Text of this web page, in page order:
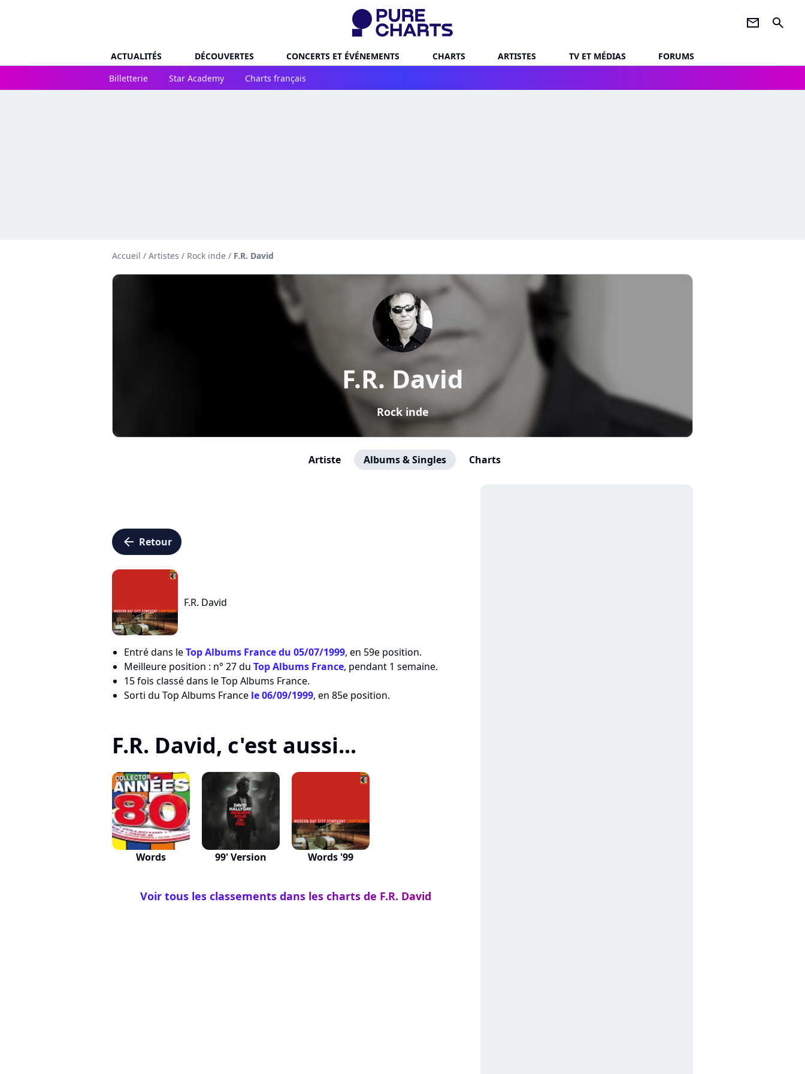
newsletter search
ACTUALITÉS DÉCOUVERTES CONCERTS ET ÉVÉNEMENTS CHARTS ARTISTES TV ET MÉDIAS
FORUMS
Billetterie
Star Academy Charts français
Accueil / Artistes / Rock inde / F.R. David
F.R. David
Rock inde
Artiste Albums & Singles Charts
arrow_left Retour
F.R. David
Entré dans leTop Albums France du 05/07/1999, en 59e position.
Meilleure position : n° 27 du Top Albums France, pendant 1 semaine.
15 fois classé dans le Top Albums France.
Sorti du Top Albums France le 06/09/1999, en 85e position.
F.R. David, c'est aussi...
Words 99' Version Words '99
Voir tous les classements dans les charts de F.R. David